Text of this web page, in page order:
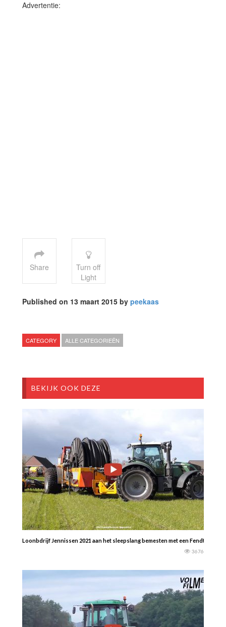
Advertentie:
Share
Turn off
Light
Published on 13 maart 2015 by peekaas
CATEGORY ALLE CATEGORIEËN
BEKIJK OOK DEZE
Loonbdrijf Jennissen 2021 aan het sleepslang bemesten met een Fendt 722
3676